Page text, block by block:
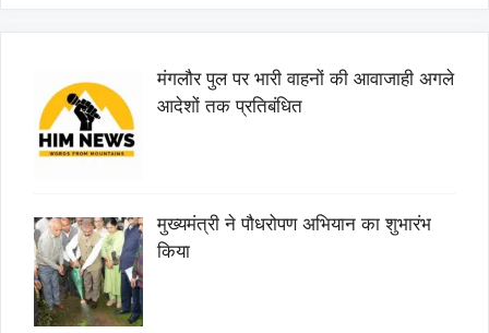
मंगलौर पुल पर भारी वाहनों की आवाजाही अगले
आदेशों तक प्रतिबंधित
मुख्यमंत्री ने पौधरोपण अभियान का शुभारंभ
किया